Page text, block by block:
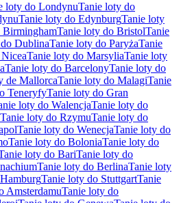
loty do LondynuTanie loty do
Tanie loty do EdynburgTanie loty
BirminghamTanie loty do BristolTanie
DublinaTanie loty do ParyżaTanie
Tanie loty do MarsyliaTanie loty
Tanie loty do BarcelonyTanie loty do
de MallorcaTanie loty do MalagiTanie
TeneryfyTanie loty do Gran
loty do WalencjaTanie loty do
Tanie loty do RzymuTanie loty do
Tanie loty do WenecjaTanie loty do
Tanie loty do BoloniaTanie loty do
loty do BariTanie loty do
Tanie loty do BerlinaTanie loty
Tanie loty do StuttgartTanie
AmsterdamuTanie loty do